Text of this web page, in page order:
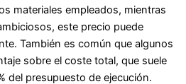
materiales empleados, mientras
este precio puede
También es común que algunos
sobre el coste total, que suele
del presupuesto de ejecución​.